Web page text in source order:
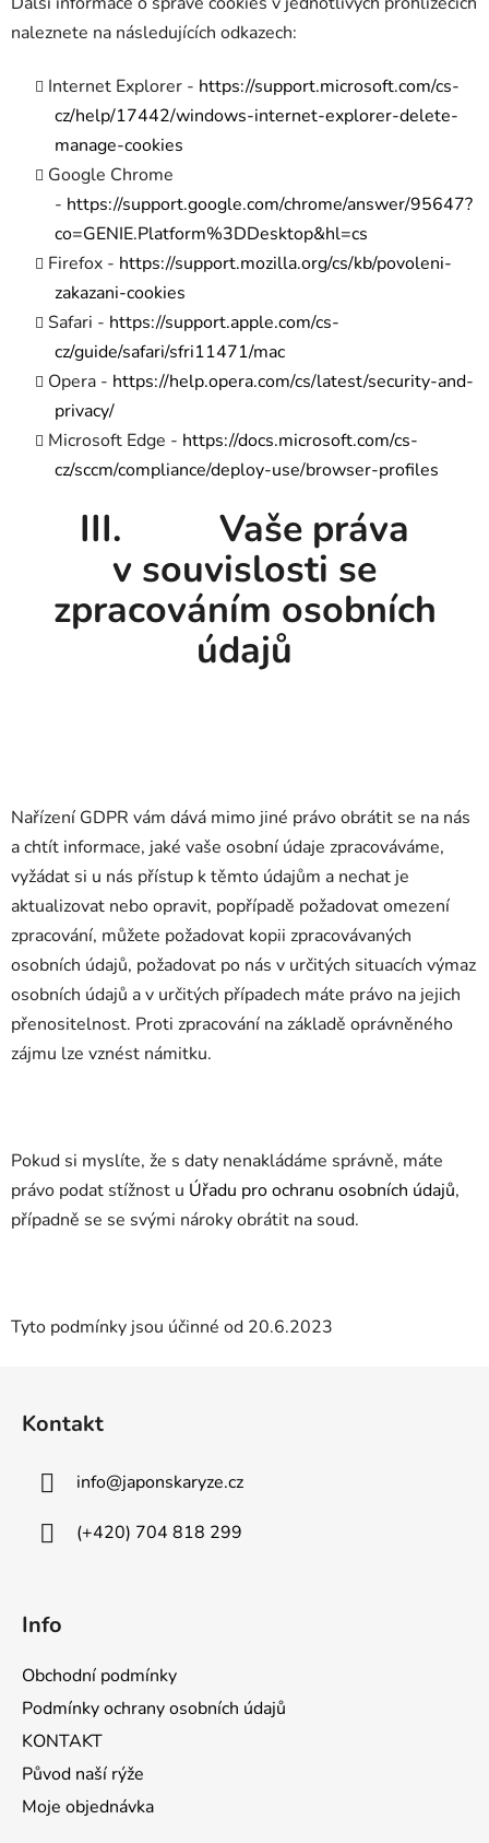
naleznete na následujících odkazech:
Internet Explorer - https://support.microsoft.com/cs-
cz/help/17442/windows-internet-explorer-delete-
manage-cookies
Google Chrome
- https://support.google.com/chrome/answer/95647?
co=GENIE.Platform%3DDesktop&hl=cs
Firefox - https://support.mozilla.org/cs/kb/povoleni-
zakazani-cookies
Safari - https://support.apple.com/cs-
cz/guide/safari/sfri11471/mac
Opera - https://help.opera.com/cs/latest/security-and-
privacy/
Microsoft Edge - https://docs.microsoft.com/cs-
cz/sccm/compliance/deploy-use/browser-profiles
III. Vaše práva
v souvislosti se
zpracováním osobních
údajů
Nařízení GDPR vám dává mimo jiné právo obrátit se na nás
a chtít informace, jaké vaše osobní údaje zpracováváme,
vyžádat si u nás přístup k těmto údajům a nechat je
aktualizovat nebo opravit, popřípadě požadovat omezení
zpracování, můžete požadovat kopii zpracovávaných
osobních údajů, požadovat po nás v určitých situacích výmaz
osobních údajů a v určitých případech máte právo na jejich
přenositelnost. Proti zpracování na základě oprávněného
zájmu lze vznést námitku.
Pokud si myslíte, že s daty nenakládáme správně, máte
právo podat stížnost u Úřadu pro ochranu osobních údajů,
případně se se svými nároky obrátit na soud.
Tyto podmínky jsou účinné od 20.6.2023
Kontakt
info@japonskaryze.cz
(+420) 704 818 299
Info
Obchodní podmínky
Podmínky ochrany osobních údajů
KONTAKT
Původ naší rýže
Moje objednávka